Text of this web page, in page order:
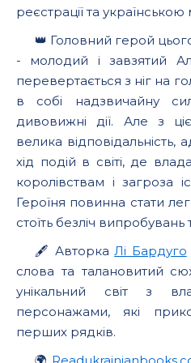
реєстрації та
👑 Головний герой
- молодий і завзятий
перевертається з ніг на
в собі надзвичайну
дивовижні дії. Але з
велика
хід подій в світі, де
королівствам і загроза
Героїня повинна стати
стоїть безліч випробувань
🖋 АвторкаЛі Бардуго
слова та талановитий
унікальний світ з
персонажами, які
перших рядків.